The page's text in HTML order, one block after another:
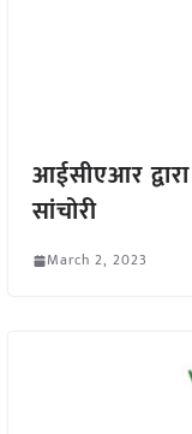
आईसीएआर
सांचोरी
March 2, 2023